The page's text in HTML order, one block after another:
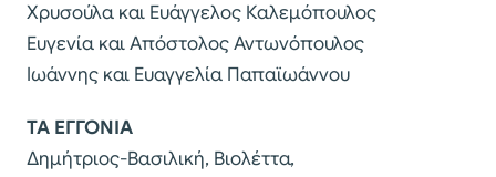
Χρυσούλα και Ευάγγελος Καλεμόπουλος
Ευγενία και Απόστολος Αντωνόπουλος
Ιωάννης και Ευαγγελία Παπαϊωάννου
ΤΑ ΕΓΓΟΝΙΑ
Δημήτριος-Βασιλική, Βιολέττα,